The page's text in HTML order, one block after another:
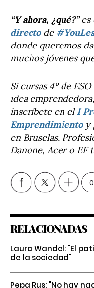
“Y ahora, ¿qué?”es
directode
donde queremos
muchos jóvenes
Si cursas 4º de
idea
inscríbete en elI
Emprendimientoy
en Bruselas.
Danone, Acer o EF
0
RELACIONADAS
Laura Wandel: "El
de la sociedad"
Pepa Rus: "No hay